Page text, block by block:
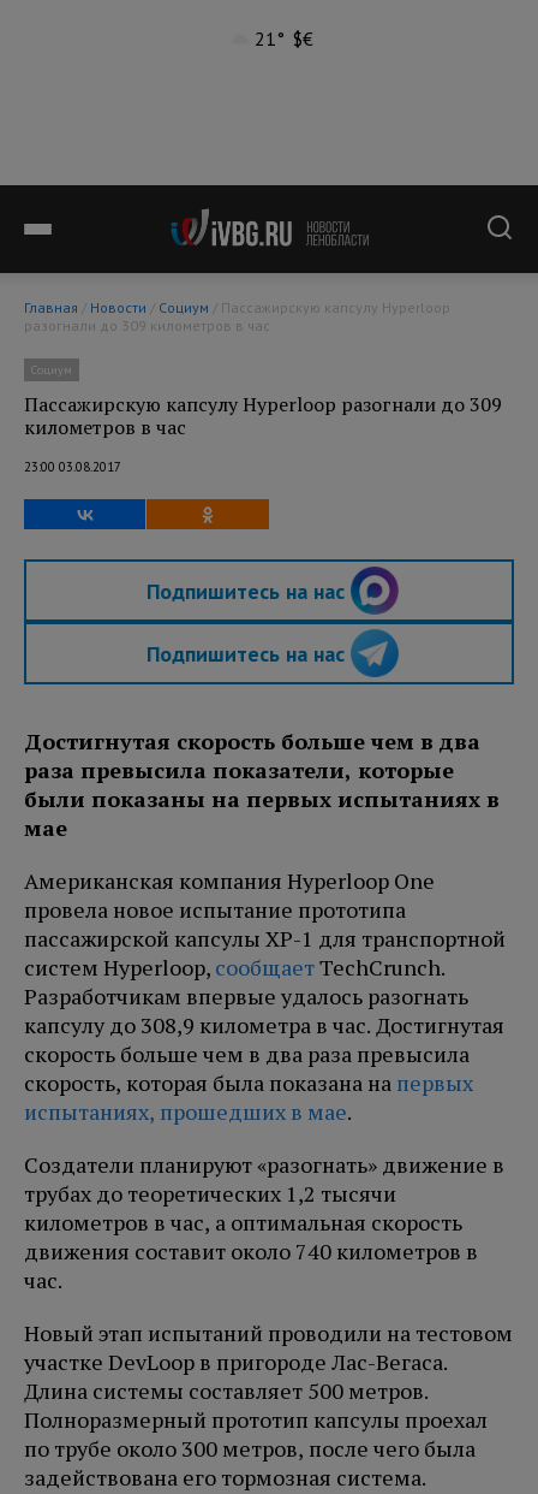
21° $€
Главная / Новости / Социум
разогнали до 309 километров в час
Социум
Пассажирскую капсулу Hyperloop разогнали до 309
километров в час
23:00 03.08.2017
Подпишитесь на нас
Подпишитесь на нас
Достигнутая скорость больше чем в два
раза превысила показатели, которые
были показаны на первых испытаниях в
мае
Американская компания Hyperloop One
провела новое испытание прототипа
пассажирской капсулы XP-1 для транспортной
систем Hyperloop, сообщаетTechCrunch.
Разработчикам впервые удалось разогнать
капсулу до 308,9 километра в час. Достигнутая
скорость больше чем в два раза превысила
скорость, которая была показана на первых
испытаниях, прошедших в мае.
Создатели планируют «разогнать» движение в
трубах до теоретических 1,2 тысячи
километров в час, а оптимальная скорость
движения составит около 740 километров в
час.
Новый этап испытаний проводили на тестовом
участке DevLoop в пригороде Лас-Вегаса.
Длина системы составляет 500 метров.
Полноразмерный прототип капсулы проехал
по трубе около 300 метров, после чего была
задействована его тормозная система.